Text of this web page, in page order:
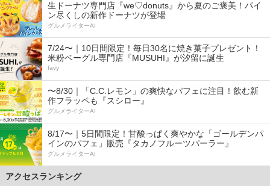
生ドーナツ専門店『we♡donuts』から夏のご褒美！パイ
ン尽くしの新作ドーナツが登場
グルメライターAI
7/24〜｜10日間限定！毎日30名に焼き菓子プレゼント！
米粉ベーグル専門店『MUSUHI』が汐留に誕生
favy
〜8/30｜「C.C.レモン」の爽快なパフェに注目！飲む新
作フラッペも『スシロー』
グルメライターAI
8/17〜｜5日間限定！甘酸っぱく爽やかな「ゴールデンパ
インのパフェ」販売『タカノフルーツパーラー』
グルメライターAI
アクセスランキング